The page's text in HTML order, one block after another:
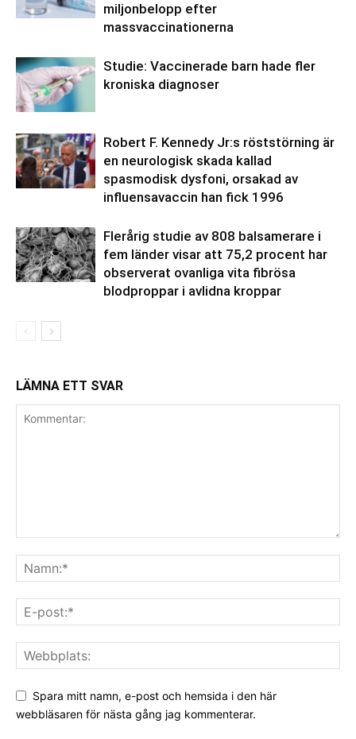
miljonbelopp efter
massvaccinationerna
Studie: Vaccinerade barn hade fler
kroniska diagnoser
Robert F. Kennedy Jr:s röststörning är
en neurologisk skada kallad
spasmodisk dysfoni, orsakad av
influensavaccin han fick 1996
Flerårig studie av 808 balsamerare i
fem länder visar att 75,2 procent har
observerat ovanliga vita fibrösa
blodproppar i avlidna kroppar
LÄMNA ETT SVAR
Spara mitt namn, e-post och hemsida i den här
webbläsaren för nästa gång jag kommenterar.